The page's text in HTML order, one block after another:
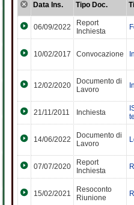
Data Ins. Tipo Doc.
06/09/2022
Report
Inchiesta
10/02/2017 Convocazione
12/02/2020
Documento di
Lavoro
21/11/2011 Inchiesta
14/06/2022
Documento di
Lavoro
07/07/2020
Report
Inchiesta
15/02/2021
Resoconto
Riunione